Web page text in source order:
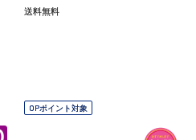
送料無料
OPポイント対象